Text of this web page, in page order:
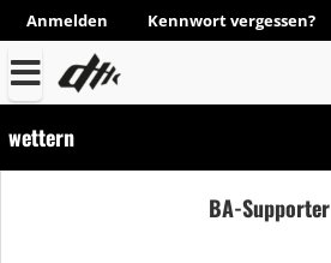
Anmelden Kennwort vergessen?
wettern
BA-Supporter